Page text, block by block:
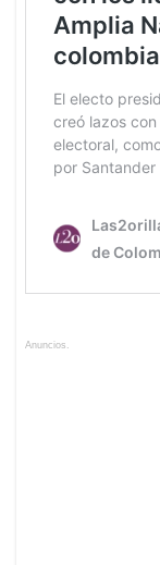
Anuncios.